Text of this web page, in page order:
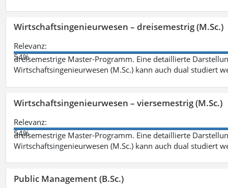
Wirtschaftsingenieurwesen – dreisemestrig (M.Sc.)
Relevanz:
54%
dreisemestrige Master-Programm. Eine detaillierte
Wirtschaftsingenieurwesen (M.Sc.) kann auch dual studiert
Wirtschaftsingenieurwesen – viersemestrig (M.Sc.)
Relevanz:
54%
dreisemestrige Master-Programm. Eine detaillierte
Wirtschaftsingenieurwesen (M.Sc.) kann auch dual studiert
Public Management (B.Sc.)